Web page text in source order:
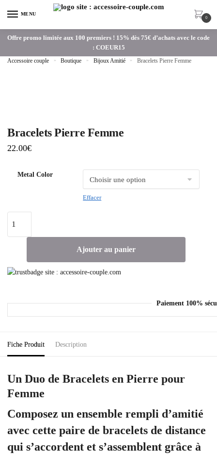
MENU
0
Offre promo limitée aux 100 premiers ! 15% dès 75€ d’achats avec le code
: COEUR15
Accessoire couple » Boutique » Bijoux Amitié » Bracelets Pierre Femme
Bracelets Pierre Femme
22.00€
Metal Color
Effacer
Ajouter au panier
Paiement 100%
Fiche Produit Description
Un Duo de Bracelets en Pierre pour
Femme
Composez un ensemble rempli d’amitié
avec cette paire de bracelets de distance
qui s’accordent et s’assemblent grâce à